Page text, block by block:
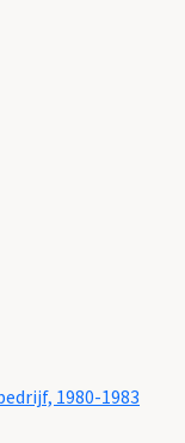
1980-1983